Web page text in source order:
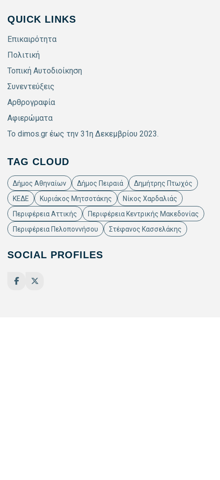
QUICK LINKS
Επικαιρότητα
Πολιτική
Τοπική Αυτοδιοίκηση
Συνεντεύξεις
Αρθρογραφία
Αφιερώματα
Το dimos.gr έως την 31η Δεκεμβρίου 2023.
TAG CLOUD
Δήμος Αθηναίων Δήμος Πειραιά
Δημήτρης Πτωχός
ΚΕΔΕ
Κυριάκος Μητσοτάκης
Νίκος Χαρδαλιάς
Περιφέρεια Αττικής
Περιφέρεια Κεντρικής Μακεδονίας
Περιφέρεια Πελοποννήσου
Στέφανος Κασσελάκης
SOCIAL PROFILES